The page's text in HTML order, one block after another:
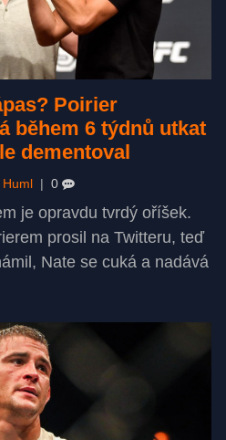
Poirier
během 6 týdnů utkat
dementoval
0
je opravdu tvrdý oříšek.
prosil na Twitteru, teď
Nate se cuká a nadává